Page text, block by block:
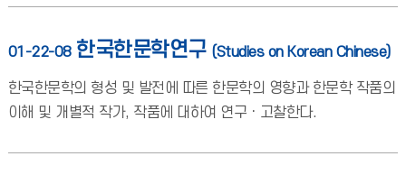
01-22-08 한국한문학연구 (Studies on Korean Chinese)
한국한문학의 형성 및 발전에 따른 한문학의 영향과 한문학 작품의
이해 및 개별적 작가, 작품에 대하여 연구ㆍ고찰한다.